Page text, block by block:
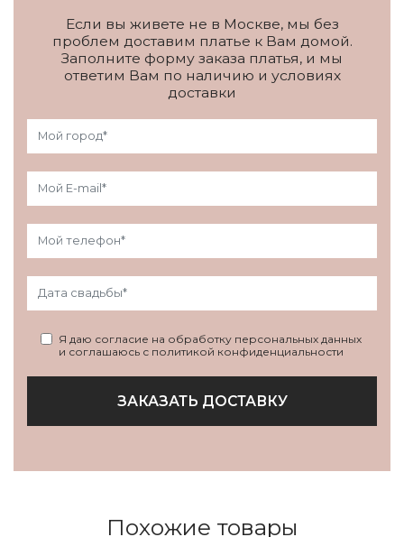
Если вы живете не в Москве, мы без
проблем доставим платье к Вам домой.
Заполните форму заказа платья, и мы
ответим Вам по наличию и условиях
доставки
Я даю согласие на обработку персональных данных
и соглашаюсь с политикой конфиденциальности
ЗАКАЗАТЬ ДОСТАВКУ
Похожие товары